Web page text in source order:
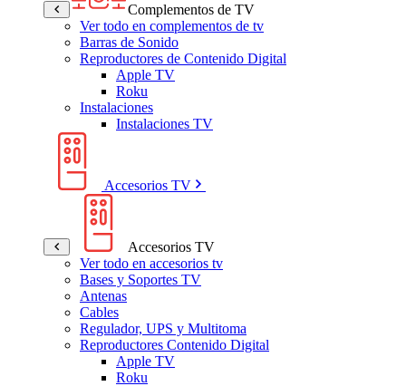
Complementos de TV
Ver todo en complementos de tv
Barras de Sonido
Reproductores de Contenido Digital
Apple TV
Roku
Instalaciones
Instalaciones TV
Accesorios TV
Accesorios TV
Ver todo en accesorios tv
Bases y Soportes TV
Antenas
Cables
Regulador, UPS y Multitoma
Reproductores Contenido Digital
Apple TV
Roku